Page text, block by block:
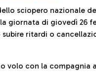
sciopero nazionale
giornata di giovedì 26
subire ritardi o
volo con la compagnia